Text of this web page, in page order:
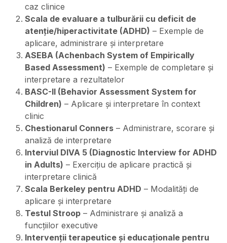
caz clinice
Scala de evaluare a tulburării cu deficit de
atenție/hiperactivitate (ADHD) – Exemple de
aplicare, administrare și interpretare
ASEBA (Achenbach System of Empirically
Based Assessment) – Exemple de completare și
interpretare a rezultatelor
BASC-II (Behavior Assessment System for
Children) – Aplicare și interpretare în context
clinic
Chestionarul Conners – Administrare, scorare și
analiză de interpretare
Interviul DIVA 5 (Diagnostic Interview for ADHD
in Adults) – Exercițiu de aplicare practică și
interpretare clinică
Scala Berkeley pentru ADHD – Modalități de
aplicare și interpretare
Testul Stroop – Administrare și analiză a
funcțiilor executive
Intervenții terapeutice și educaționale pentru